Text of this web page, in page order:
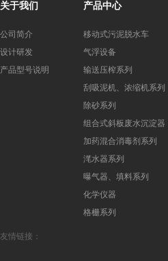
关于我们
公司简介
设计研发
产品型号说明
产品中心
移动式污泥脱水车
气浮设备
输送压榨系列
刮吸泥机、浓缩机系列
除砂系列
组合式斜板废水沉淀器
加药混合消毒剂系列
滗水器系列
曝气器、填料系列
化学仪器
格栅系列
友情链接：